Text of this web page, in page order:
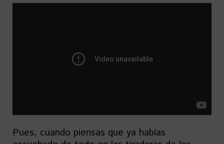
Pues, cuando piensas que ya habías